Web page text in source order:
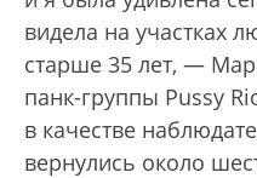
видела на участках
старше 35 лет, —
панк-группы Pussy
в качестве
вернулись около